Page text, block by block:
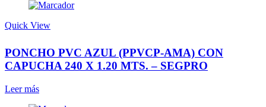
Quick View
PONCHO PVC AZUL (PPVCP-AMA) CON
CAPUCHA 240 X 1.20 MTS. – SEGPRO
Leer más